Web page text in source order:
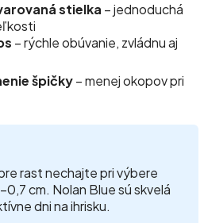
stielka – jednoduchá
– rýchle obúvanie, zvládnu aj
špičky– menej okopov pri
rast nechajte pri výbere
cm. Nolan Blue sú skvelá
dni na ihrisku.